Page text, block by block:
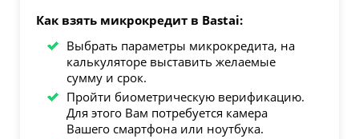
Как взять микрокредит в Bastai:
Выбрать параметры микрокредита, на
калькуляторе выставить желаемые
сумму и срок.
Пройти биометрическую верификацию.
Для этого Вам потребуется камера
Вашего смартфона или ноутбука.